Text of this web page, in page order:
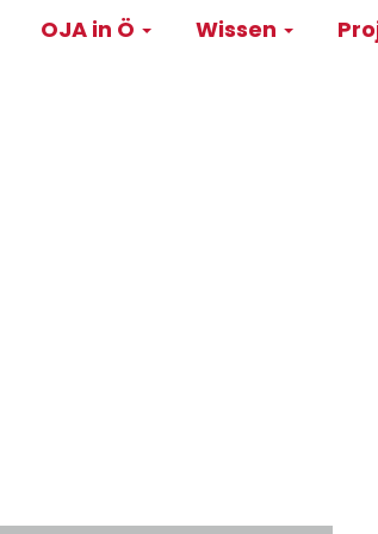
OJA in Ö Wissen